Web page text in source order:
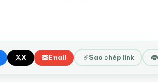
X Email Sao chép link